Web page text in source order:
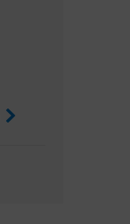
arrow-right